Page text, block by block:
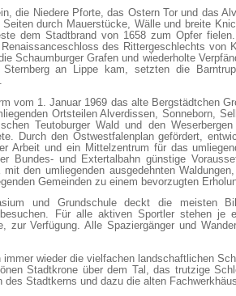
die Niedere Pforte, das Ostern Tor und das
durch Mauerstücke, Wälle und breite
dem Stadtbrand von 1658 zum Opfer
des Rittergeschlechts von
Schaumburger Grafen und wiederholte
an Lippe kam, setzten die
vom 1. Januar 1969 das alte Bergstädtchen
Ortsteilen Alverdissen, Sonneborn,
Teutoburger Wald und den
Durch den Ostwestfalenplan gefördert,
Arbeit und ein Mittelzentrum für das
Bundes- und Extertalbahn günstige
mit den umliegenden ausgedehnten
Gemeinden zu einem bevorzugten
und Grundschule deckt die meisten
Für alle aktiven Sportler stehen je
zur Verfügung. Alle Spaziergänger und
wieder die vielfachen landschaftlichen
Stadtkrone über dem Tal, das trutzige
Stadtkerns und dazu die alten